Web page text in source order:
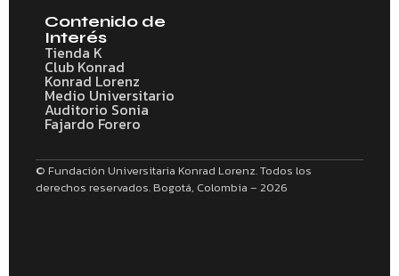
Contenido de
Interés
Tienda K
Club Konrad
Konrad Lorenz
Medio Universitario
Auditorio Sonia
Fajardo Forero
© Fundación Universitaria Konrad Lorenz. Todos los
derechos reservados. Bogotá, Colombia – 2026